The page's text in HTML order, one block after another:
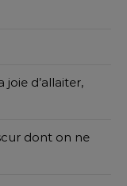
joie d’allaiter,
dont on ne